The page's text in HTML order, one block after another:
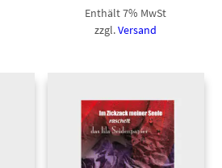
Enthält 7% MwSt
zzgl.Versand